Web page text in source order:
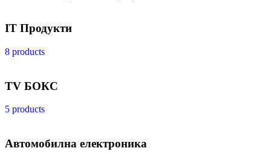
IT Продукти
8 products
TV БОКС
5 products
Автомобилна електроника